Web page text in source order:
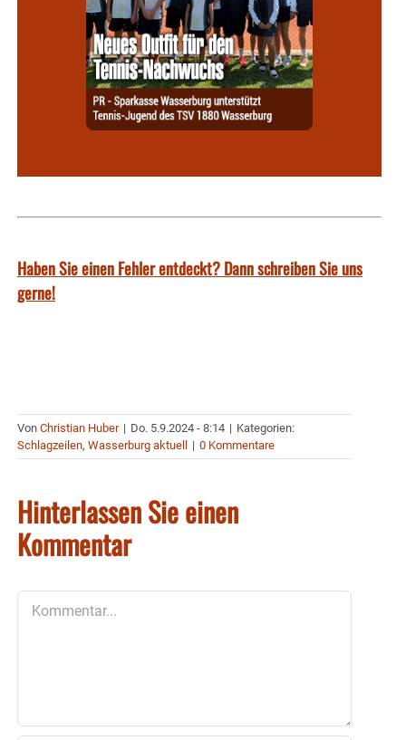
Haben Sie einen Fehler entdeckt? Dann schreiben Sie uns
gerne!
Von Christian Huber | Do. 5.9.2024 - 8:14 | Kategorien:
Schlagzeilen, Wasserburg aktuell | 0 Kommentare
Hinterlassen Sie einen
Kommentar